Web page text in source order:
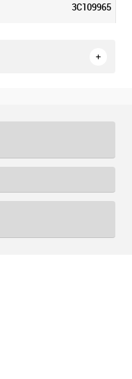
3С109965